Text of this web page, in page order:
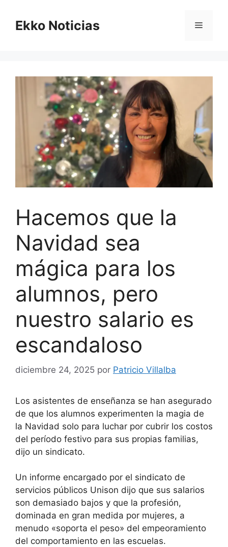
contenido
Ekko Noticias Menú
Hacemos que la
Navidad sea
mágica para los
alumnos, pero
nuestro salario es
escandaloso
diciembre 24, 2025 por Patricio Villalba
Los asistentes de enseñanza se han asegurado
de que los alumnos experimenten la magia de
la Navidad solo para luchar por cubrir los costos
del período festivo para sus propias familias,
dijo un sindicato.
Un informe encargado por el sindicato de
servicios públicos Unison dijo que sus salarios
son demasiado bajos y que la profesión,
dominada en gran medida por mujeres, a
menudo «soporta el peso» del empeoramiento
del comportamiento en las escuelas.